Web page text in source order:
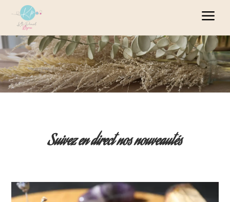
Panneau de gestion des cookies a
Suivez en direct nos nouveautés